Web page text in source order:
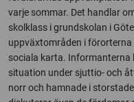
varje sommar. Det handlar
skolklass i grundskolan i
uppväxtområden i
sociala karta.
situation under sjuttio- och
norr och hamnade i